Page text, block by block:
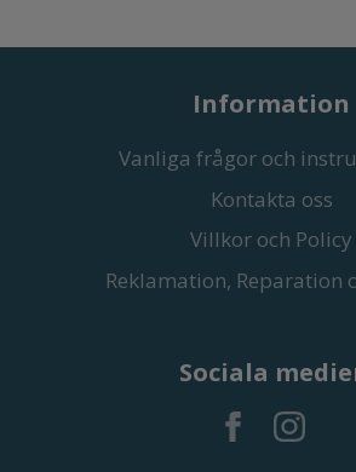
Information
Vanliga frågor och
Kontakta oss
Villkor och Policy
Reklamation, Reparation
Sociala